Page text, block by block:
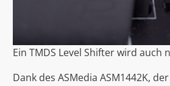
Ein TMDS Level Shifter wird auch
Dank des ASMedia ASM1442K,